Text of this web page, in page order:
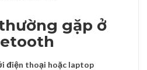
gặp ở
điện thoại hoặc laptop